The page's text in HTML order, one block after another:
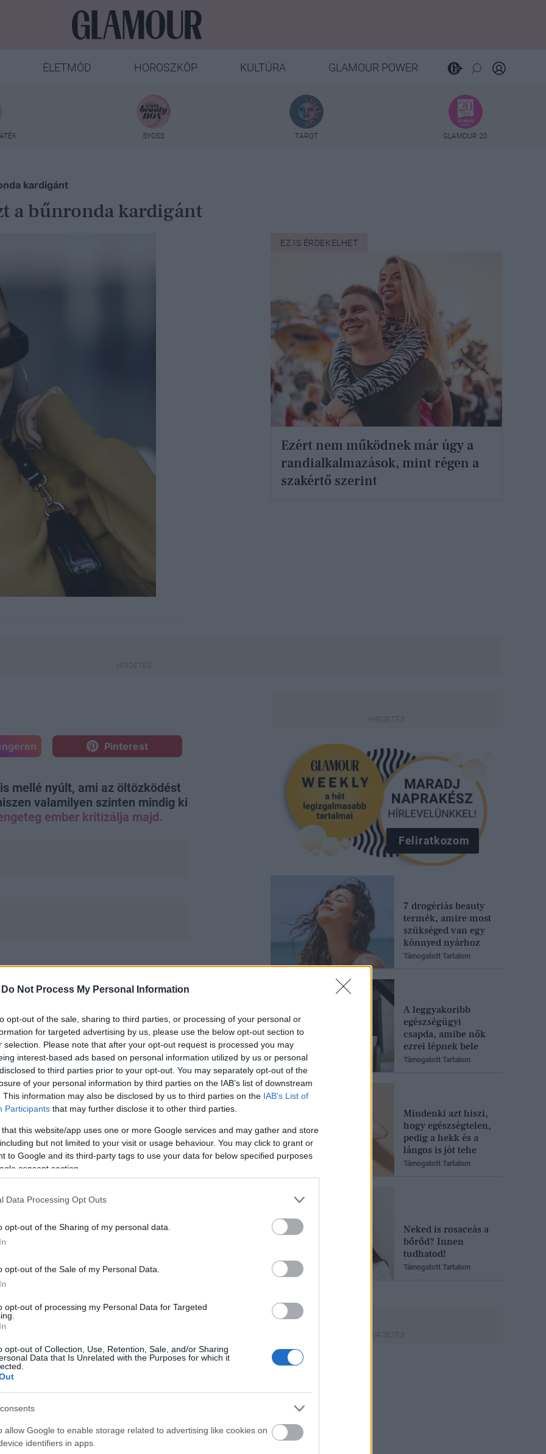
Do Not Process My Personal Information
opt-out of the sale, sharing to third parties, or processing of your personal or
for targeted advertising by us, please use the below opt-out section to
selection. Please note that after your opt-out request is processed you may
interest-based ads based on personal information utilized by us or personal
to third parties prior to your opt-out. You may separately opt-out of the
of your personal information by third parties on the IAB’s list of downstream
This information may also be disclosed by us to third parties on the IAB’s List of
Participants that may further disclose it to other third parties.
that this website/app uses one or more Google services and may gather and store
but not limited to your visit or usage behaviour. You may click to grant or
to Google and its third-party tags to use your data for below specified purposes
consent section.
Data Processing Opt Outs
opt-out of the Sharing of my personal data.
opt-out of the Sale of my Personal Data.
opt-out of processing my Personal Data for Targeted
opt-out of Collection, Use, Retention, Sale, and/or Sharing
Data that Is Unrelated with the Purposes for which it
allow Google to enable storage related to advertising like cookies on
identifiers in apps.
ÉLETMÓD HOROSZKÓP KULTÚRA GLAMOUR POWER
SYOSS TAROT GLAMOUR 20
kardigánt
a bűnronda kardigánt
EZ IS ÉRDEKELHET
Ezért nem működnek már úgy a
randialkalmazások, mint régen a
szakértő szerint
Pinterest
mellé nyúlt, ami az öltözködést
valamilyen szinten mindig ki
ember kritizálja majd.
tőle. Tegnap egy Dior
és egy nagymama kardigán volt
egy RANDIRA???
egy RANDIRA???
Feliratkozom
7 drogériás beauty
termék, amire most
szükséged van egy
könnyed nyárhoz
Támogatott Tartalom
A leggyakoribb
egészségügyi
csapda, amibe nők
ezrei lépnek bele
Támogatott Tartalom
Mindenki azt hiszi,
hogy egészségtelen,
pedig a hekk és a
lángos is jót tehe
Támogatott Tartalom
Neked is rosaceás a
bőrőd? Innen
tudhatod!
Támogatott Tartalom